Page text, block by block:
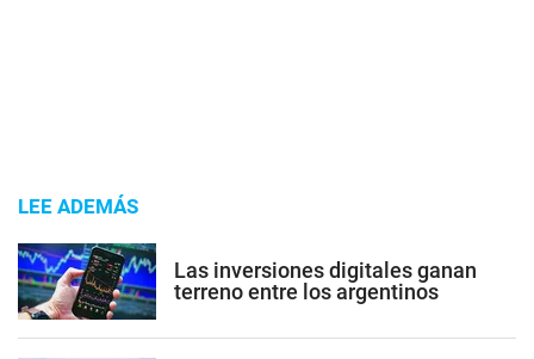
LEE ADEMÁS
Las inversiones digitales ganan
terreno entre los argentinos